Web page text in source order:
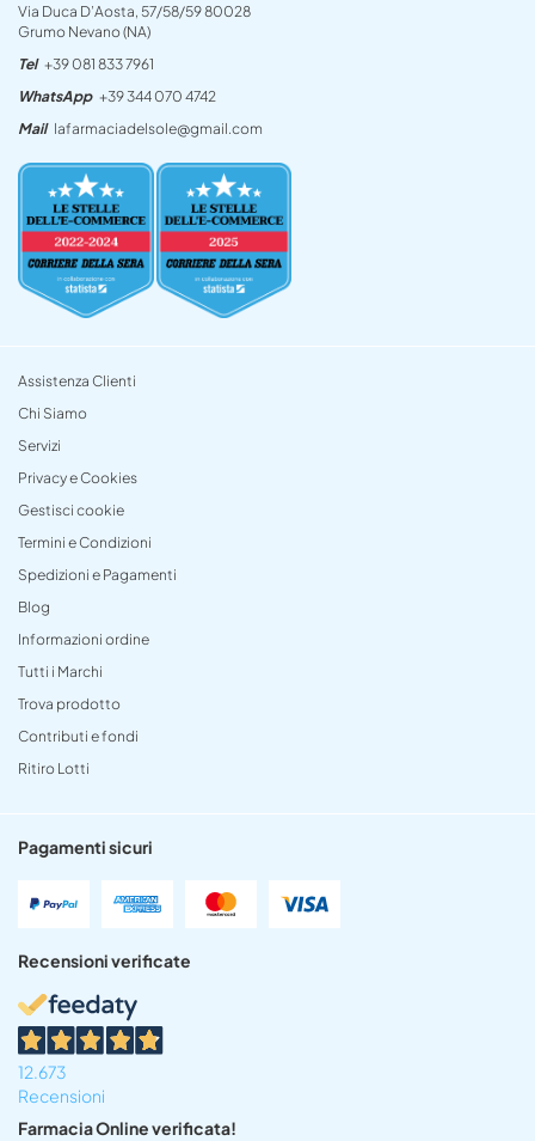
Via Duca D’Aosta, 57/58/59 80028
Grumo Nevano (NA)
Tel +39 081 833 7961
WhatsApp +39 344 070 4742
Mail lafarmaciadelsole@gmail.com
Assistenza Clienti
Chi Siamo
Servizi
Privacy e Cookies
Gestisci cookie
Termini e Condizioni
Spedizioni e Pagamenti
Blog
Informazioni ordine
Tutti i Marchi
Trova prodotto
Contributi e fondi
Ritiro Lotti
Pagamenti sicuri
Recensioni verificate
12.673
Recensioni
Farmacia Online verificata!